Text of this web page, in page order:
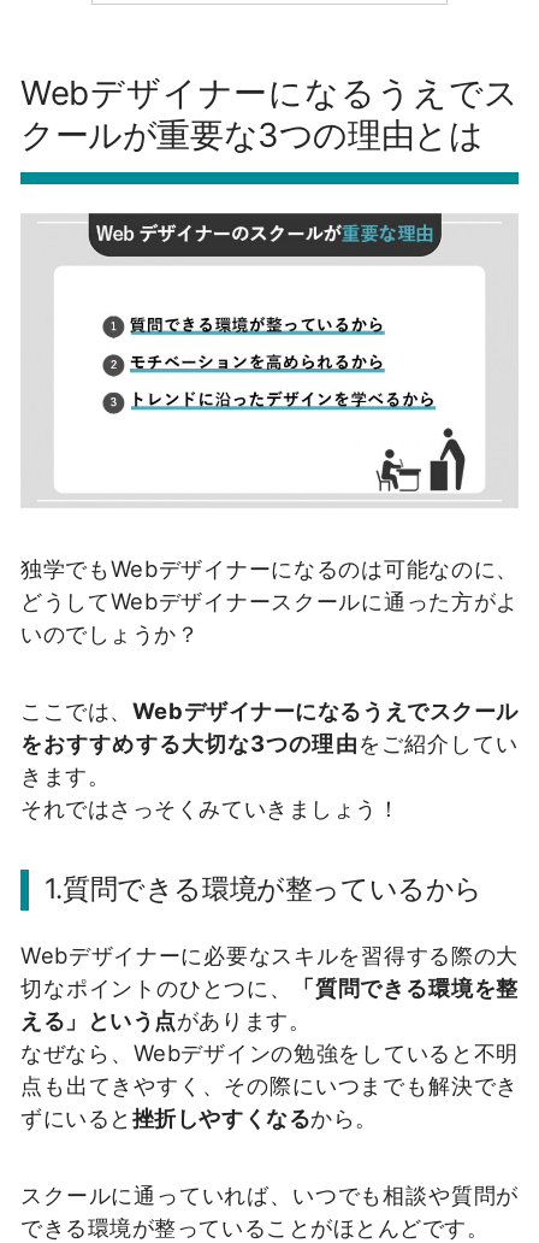
Webデザイナーになるうえでス
クールが重要な3つの理由とは
独学でもWebデザイナーになるのは可能なのに、
どうしてWebデザイナースクールに通った方がよ
いのでしょうか？
ここでは、 Webデザイナーになるうえでスクール
をおすすめする大切な3つの理由をご紹介してい
きます。
それではさっそくみていきましょう！
1.質問できる環境が整っているから
Webデザイナーに必要なスキルを習得する際の大
切なポイントのひとつに、
「質問できる環境を整
える」という点があります。
なぜなら、Webデザインの勉強をしていると不明
点も出てきやすく、その際にいつまでも解決でき
ずにいると 挫折しやすくなるから。
スクールに通っていれば、いつでも相談や質問が
できる環境が整っていることがほとんどです。